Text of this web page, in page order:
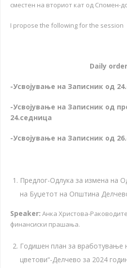
сместен на вториот кат од Спомен-
I propose the following for the session
Daily order
-Усвојување на Записник од
-Усвојување на Записник од
24.седница
-Усвојување на Записник од
Предлог-Одлука за измена на
на Буџетот на Општина
Speaker: Анка Христова-
финансиски прашања.
Годишен план за вработување
цветови“-Делчево за 2024